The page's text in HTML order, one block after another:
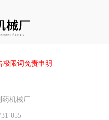
极限词免责申明
药机械厂
055